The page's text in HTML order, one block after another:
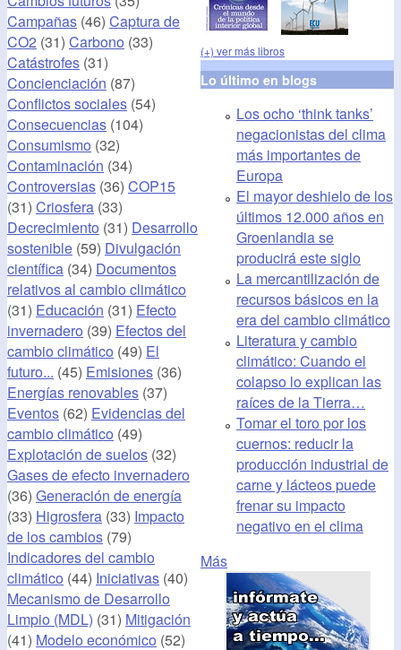
Campañas (46) Captura de
CO2 (31) Carbono (33)
Catástrofes (31)
Concienciación (87)
Conflictos sociales (54)
Consecuencias (104)
Consumismo (32)
Contaminación (34)
Controversias (36) COP15
(31) Criosfera (33)
Decrecimiento (31) Desarrollo
sostenible (59) Divulgación
científica (34) Documentos
relativos al cambio climático
(31) Educación (31) Efecto
invernadero (39) Efectos del
cambio climático (49) El
futuro... (45) Emisiones (36)
Energías renovables (37)
Eventos (62) Evidencias del
cambio climático (49)
Explotación de suelos (32)
Gases de efecto invernadero
(36) Generación de energía
(33) Higrosfera (33) Impacto
de los cambios (79)
Indicadores del cambio
climático (44) Iniciativas (40)
Mecanismo de Desarrollo
Limpio (MDL) (31) Mitigación
(41) Modelo económico (52)
(+) ver más libros
Lo último en blogs
Los ocho ‘think tanks’
negacionistas del clima
más importantes de
Europa
El mayor deshielo de los
últimos 12.000 años en
Groenlandia se
producirá este siglo
La mercantilización de
recursos básicos en la
era del cambio climático
Literatura y cambio
climático: Cuando el
colapso lo explican las
raíces de la Tierra…
Tomar el toro por los
cuernos: reducir la
producción industrial de
carne y lácteos puede
frenar su impacto
negativo en el clima
Más